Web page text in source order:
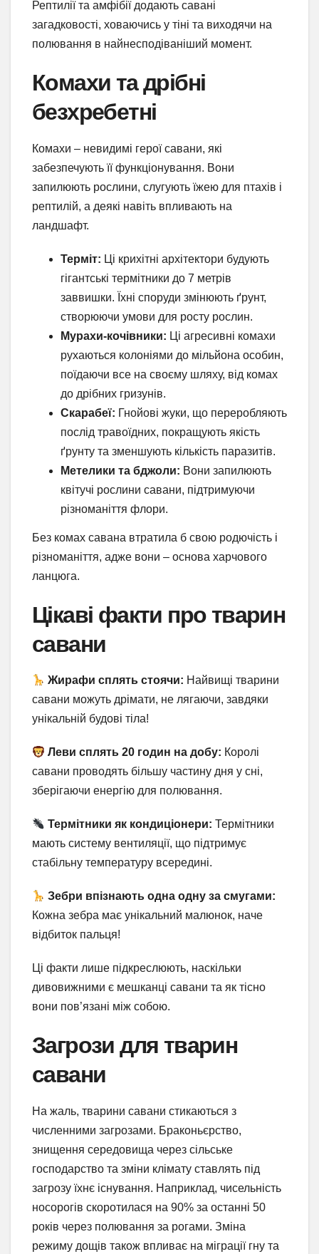
Рептилії та амфібії додають савані
загадковості, ховаючись у тіні та виходячи на
полювання в найнесподіваніший момент.
Комахи та дрібні
безхребетні
Комахи – невидимі герої савани, які
забезпечують її функціонування. Вони
запилюють рослини, слугують їжею для птахів і
рептилій, а деякі навіть впливають на
ландшафт.
Терміт: Ці крихітні архітектори будують
гігантські термітники до 7 метрів
заввишки. Їхні споруди змінюють ґрунт,
створюючи умови для росту рослин.
Мурахи-кочівники: Ці агресивні комахи
рухаються колоніями до мільйона особин,
поїдаючи все на своєму шляху, від комах
до дрібних гризунів.
Скарабеї: Гнойові жуки, що переробляють
послід травоїдних, покращують якість
ґрунту та зменшують кількість паразитів.
Метелики та бджоли: Вони запилюють
квітучі рослини савани, підтримуючи
різноманіття флори.
Без комах савана втратила б свою родючість і
різноманіття, адже вони – основа харчового
ланцюга.
Цікаві факти про тварин
савани
Жирафи сплять стоячи: Найвищі тварини
савани можуть дрімати, не лягаючи, завдяки
унікальній будові тіла!
Леви сплять 20 годин на добу: Королі
савани проводять більшу частину дня у сні,
зберігаючи енергію для полювання.
Термітники як кондиціонери: Термітники
мають систему вентиляції, що підтримує
стабільну температуру всередині.
Зебри впізнають одна одну за смугами:
Кожна зебра має унікальний малюнок, наче
відбиток пальця!
Ці факти лише підкреслюють, наскільки
дивовижними є мешканці савани та як тісно
вони пов’язані між собою.
Загрози для тварин
савани
На жаль, тварини савани стикаються з
численними загрозами. Браконьєрство,
знищення середовища через сільське
господарство та зміни клімату ставлять під
загрозу їхнє існування. Наприклад, чисельність
носорогів скоротилася на 90% за останні 50
років через полювання за рогами. Зміна
режиму дощів також впливає на міграції гну та